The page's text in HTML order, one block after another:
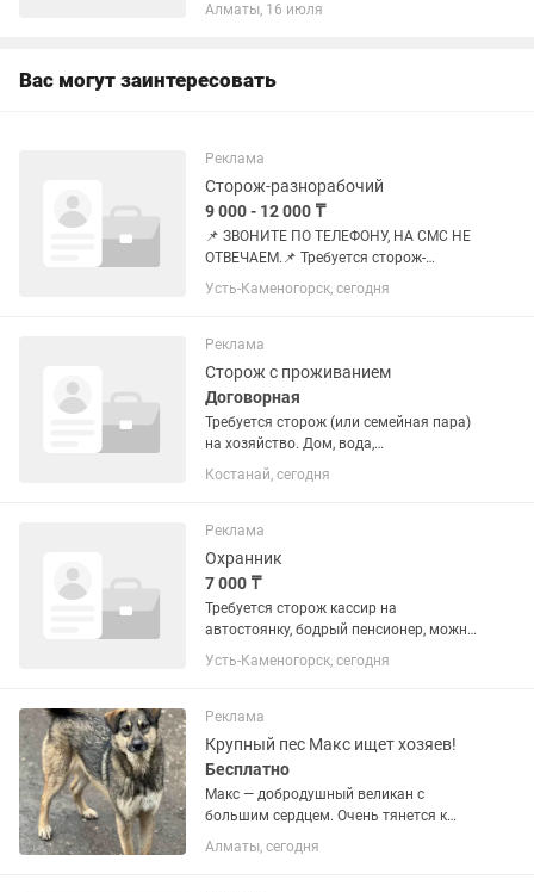
ответственность и
Алматы, 16 июля
Вас могут заинтересовать
Реклама
Сторож-разнорабочий
9 000 - 12 000 ₸
📌 ЗВОНИТЕ ПО ТЕЛЕФОНУ, НА СМС НЕ
ОТВЕЧАЕМ.📌 Требуется сторож-
разнорабочий, график сутки через
двое, независимый от вредных
хозяйственный. Обязанности:
контроль за территорией...
Усть-Каменогорск, сегодня
Реклама
Сторож с проживанием
Договорная
Требуется сторож (или семейная пара)
на хозяйство. Дом, вода,
электричество, дрова есть без оплаты.
Есть мобильная связь. Обязанности
разные работы. Без вредных...
Костанай, сегодня
Реклама
Охранник
7 000 ₸
Требуется сторож кассир на
автостоянку, бодрый пенсионер, можно
женщина
Усть-Каменогорск, сегодня
Реклама
Крупный пес Макс ищет хозяев!
Бесплатно
Макс — добродушный великан с
большим сердцем. Очень тянется к
людям, любит внимание и ласку, но
ведет себя с достоинством — не
Алматы, сегодня